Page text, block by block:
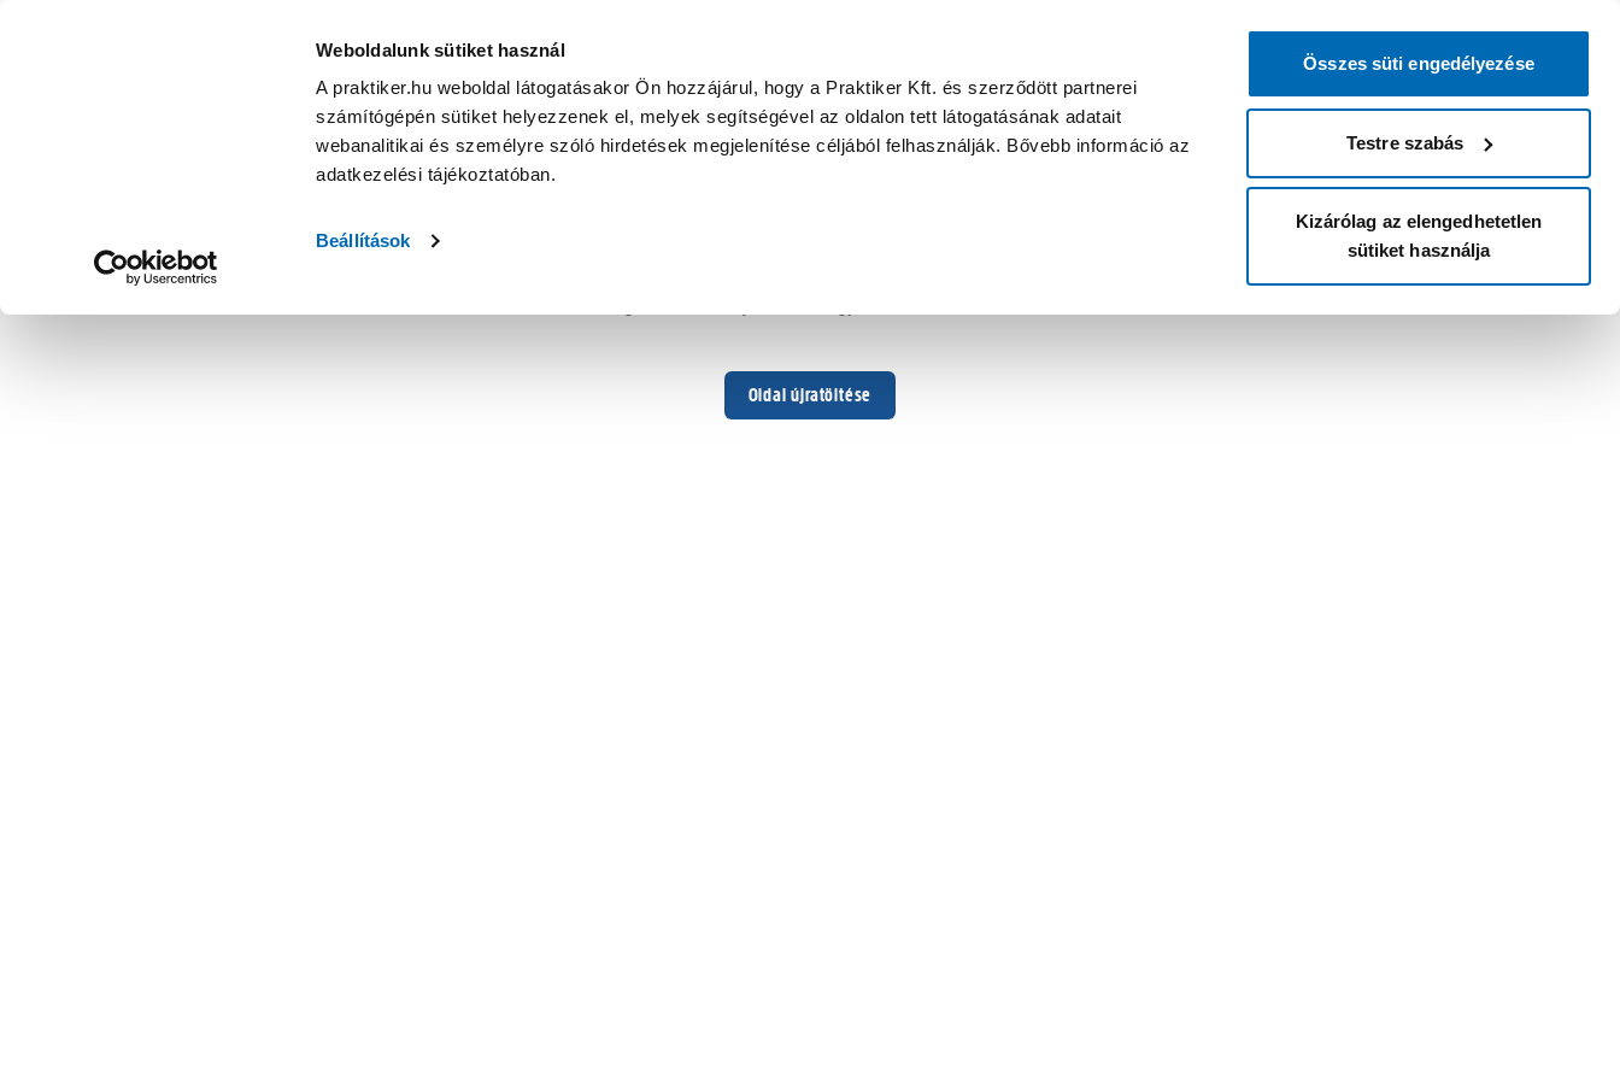
Weboldalunk sütiket használ
A praktiker.hu weboldal látogatásakor Ön hozzájárul, hogy a Praktiker Kft. és szerződött partnerei
számítógépén sütiket helyezzenek el, melyek segítségével az oldalon tett látogatásának adatait
webanalitikai és személyre szóló hirdetések megjelenítése céljából felhasználják. Bővebb információ az
adatkezelési tájékoztatóban.
Beállítások
Összes süti engedélyezése
Testre szabás
Kizárólag az elengedhetetlen
sütiket használja
Oldal újratöltése